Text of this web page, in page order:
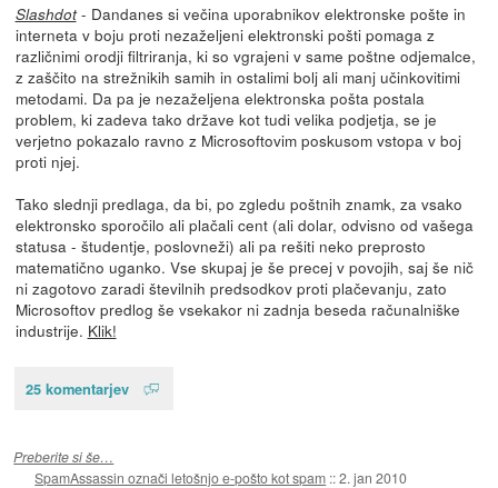
Slashdot- Dandanes si večina uporabnikov elektronske pošte in
interneta v boju proti nezaželjeni elektronski pošti pomaga z
različnimi orodji filtriranja, ki so vgrajeni v same poštne odjemalce,
z zaščito na strežnikih samih in ostalimi bolj ali manj učinkovitimi
metodami. Da pa je nezaželjena elektronska pošta postala
problem, ki zadeva tako države kot tudi velika podjetja, se je
verjetno pokazalo ravno z Microsoftovim poskusom vstopa v boj
proti njej.
Tako slednji predlaga, da bi, po zgledu poštnih znamk, za vsako
elektronsko sporočilo ali plačali cent (ali dolar, odvisno od vašega
statusa - študentje, poslovneži) ali pa rešiti neko preprosto
matematično uganko. Vse skupaj je še precej v povojih, saj še nič
ni zagotovo zaradi številnih predsodkov proti plačevanju, zato
Microsoftov predlog še vsekakor ni zadnja beseda računalniške
industrije. Klik!
25 komentarjev
Preberite si še…
SpamAssassin označi letošnjo e-pošto kot spam ::2. jan 2010